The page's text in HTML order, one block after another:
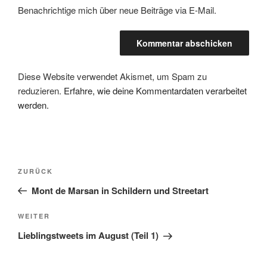
Benachrichtige mich über neue Beiträge via E-Mail.
Diese Website verwendet Akismet, um Spam zu
reduzieren. Erfahre, wie deine Kommentardaten verarbeitet
werden.
Beitragsnavigation
Vorheriger
Beitrag
ZURÜCK
Mont de Marsan in Schildern und Streetart
Nächster
Beitrag
WEITER
Lieblingstweets im August (Teil 1)